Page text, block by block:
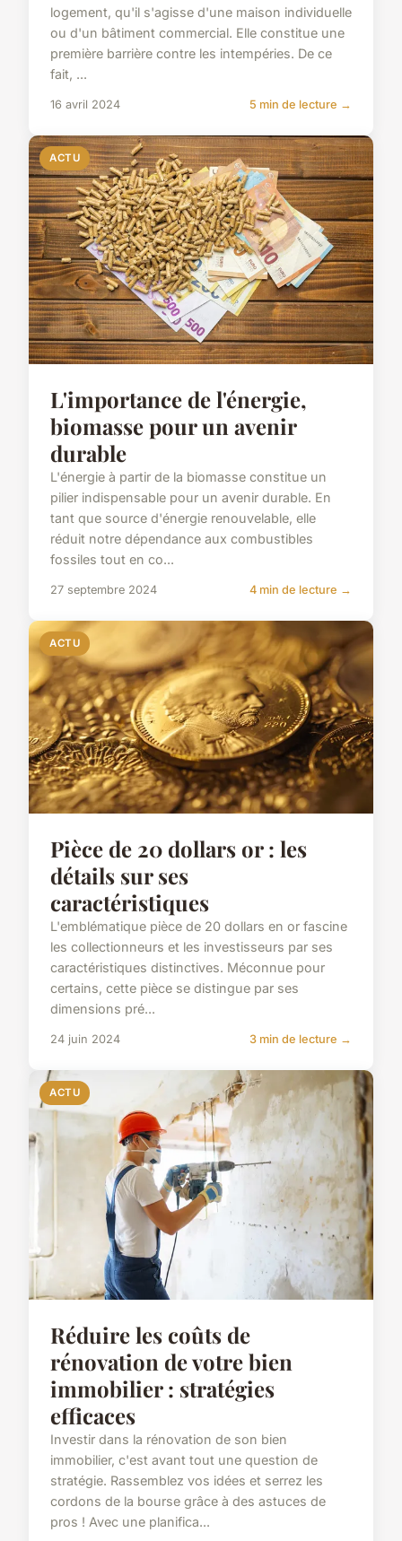
logement, qu'il s'agisse d'une maison individuelle
ou d'un bâtiment commercial. Elle constitue une
première barrière contre les intempéries. De ce
fait, ...
16 avril 2024 5 min de lecture →
ACTU
L'importance de l'énergie,
biomasse pour un avenir
durable
L'énergie à partir de la biomasse constitue un
pilier indispensable pour un avenir durable. En
tant que source d'énergie renouvelable, elle
réduit notre dépendance aux combustibles
fossiles tout en co...
27 septembre 2024 4 min de lecture →
ACTU
Pièce de 20 dollars or : les
détails sur ses
caractéristiques
L'emblématique pièce de 20 dollars en or fascine
les collectionneurs et les investisseurs par ses
caractéristiques distinctives. Méconnue pour
certains, cette pièce se distingue par ses
dimensions pré...
24 juin 2024 3 min de lecture →
ACTU
Réduire les coûts de
rénovation de votre bien
immobilier : stratégies
efficaces
Investir dans la rénovation de son bien
immobilier, c'est avant tout une question de
stratégie. Rassemblez vos idées et serrez les
cordons de la bourse grâce à des astuces de
pros ! Avec une planifica...